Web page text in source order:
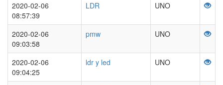
2020-02-06
08:57:39
LDR UNO
2020-02-06
09:03:58
pmw UNO
2020-02-06
09:04:25
ldr y led UNO